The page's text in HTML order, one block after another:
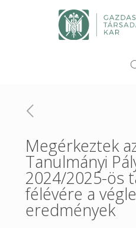
Megérkeztek
Tanulmányi
2024/2025-ös
félévére a
eredmények